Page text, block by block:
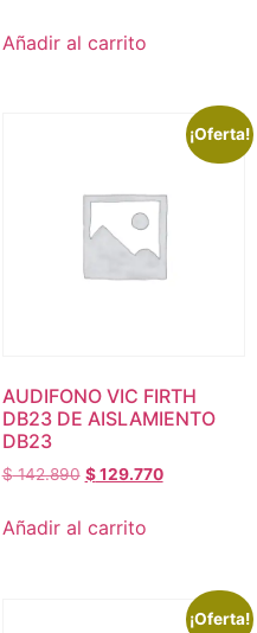
Añadir al carrito
¡Oferta!
AUDIFONO VIC FIRTH
DB23 DE AISLAMIENTO
DB23
$142.890 $129.770
Añadir al carrito
¡Oferta!